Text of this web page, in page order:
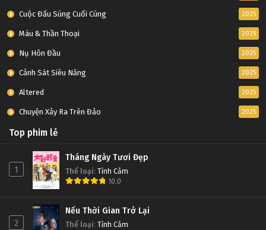
Cuộc Đấu Súng Cuối Cùng 2025
Máu & Thần Thoại 2025
Nụ Hôn Đầu 2025
Cảnh Sát Siêu Năng 2025
Altered 2025
Chuyện Xảy Ra Trên Đảo 2025
Top phim lẻ
1
Tháng Ngày Tươi Đẹp
Thể loại: Tình Cảm
10.0
2
Nếu Thời Gian Trở Lại
Thể loại: Tình Cảm